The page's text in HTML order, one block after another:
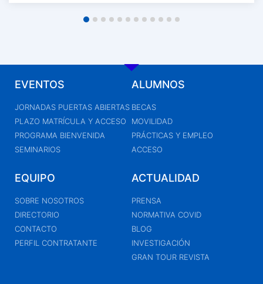
EVENTOS
JORNADAS PUERTAS ABIERTAS
PLAZO MATRÍCULA Y ACCESO
PROGRAMA BIENVENIDA
SEMINARIOS
ALUMNOS
BECAS
MOVILIDAD
PRÁCTICAS Y EMPLEO
ACCESO
EQUIPO
SOBRE NOSOTROS
DIRECTORIO
CONTACTO
PERFIL CONTRATANTE
ACTUALIDAD
PRENSA
NORMATIVA COVID
BLOG
INVESTIGACIÓN
GRAN TOUR REVISTA